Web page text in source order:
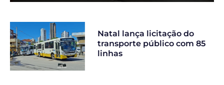
Natal lança licitação do
transporte público com 85
linhas